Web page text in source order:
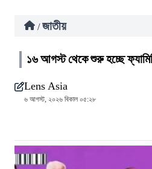
/ জাতীয়
১৬ আগস্ট থেকে শুরু হচ্ছে
Lens Asia
৬ আগস্ট, ২০২৬ বিকাল ০৫:২৮